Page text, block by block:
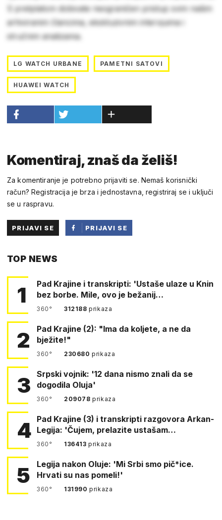
S pretplatom dobivate neograničen pristup svim našim
arhiviranim člancima, ekskluzivnim intervjuima i
stručnim analizama.
LG WATCH URBANE PAMETNI SATOVI
HUAWEI WATCH
Komentiraj, znaš da želiš!
Za komentiranje je potrebno prijaviti se. Nemaš korisnički
račun? Registracija je brza i jednostavna, registriraj se i uključi
se u raspravu.
PRIJAVI SE
PRIJAVI SE
TOP NEWS
1
Pad Krajine i transkripti: 'Ustaše ulaze u Knin
bez borbe. Mile, ovo je bežanij…
360° 312188prikaza
2
Pad Krajine (2): "Ima da koljete, a ne da
bježite!"
360° 230680prikaza
3
Srpski vojnik: '12 dana nismo znali da se
dogodila Oluja'
360° 209078prikaza
4 Pad Krajine (3) i transkripti razgovora Arkan-
Legija: 'Čujem, prelazite ustašam…
360° 136413prikaza
5
Legija nakon Oluje: 'Mi Srbi smo pič*ice.
Hrvati su nas pomeli!'
360° 131990prikaza